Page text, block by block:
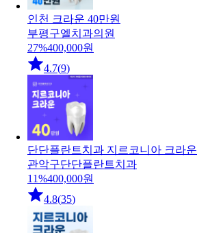
인천 크라운 40만원
부평구엘치과의원
27%400,000원
4.7(9)
단단플란트치과 지르코니아 크라운
관악구단단플란트치과
11%400,000원
4.8(35)